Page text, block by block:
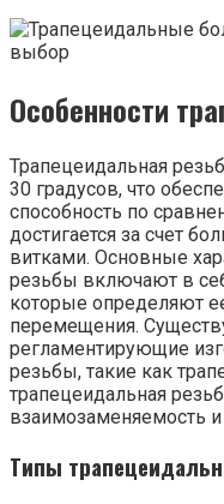
Особенности
Трапецеидальная
30 градусов, что
способность по
достигается за счет
витками. Основные
резьбы включают в
которые определяют
перемещения.
регламентирующие
резьбы, такие как
трапецеидальная
взаимозаменяемость
Типы